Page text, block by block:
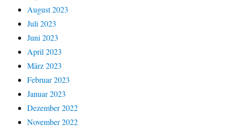
August 2023
Juli 2023
Juni 2023
April 2023
März 2023
Februar 2023
Januar 2023
Dezember 2022
November 2022